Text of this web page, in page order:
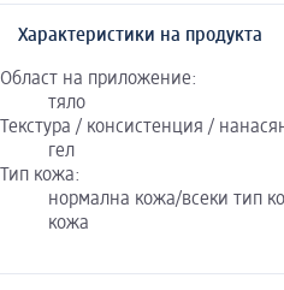
Характеристики на продукта
Област на приложение:
тяло
Текстура / консистенция /
гел
Тип кожа:
нормална кожа/всеки тип
кожа